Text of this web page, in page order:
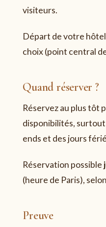
visiteurs.
Départ de votre
choix (point central
Quand réserver ?
Réservez au plus tôt
disponibilités,
ends et des jours
Réservation possible
(heure de Paris),
Preuve